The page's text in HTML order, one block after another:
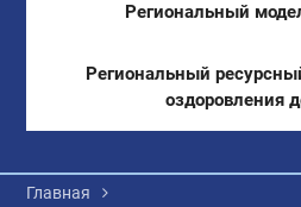
Региональный
Региональный
оздоровления
Главная